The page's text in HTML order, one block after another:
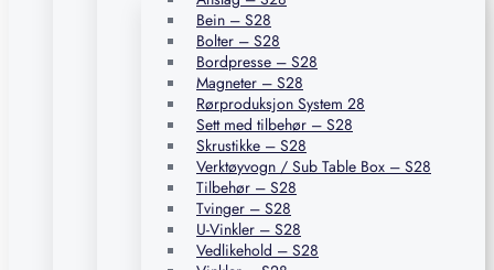
Bein – S28
Bolter – S28
Bordpresse – S28
Magneter – S28
Rørproduksjon System 28
Sett med tilbehør – S28
Skrustikke – S28
Verktøyvogn / Sub Table Box – S28
Tilbehør – S28
Tvinger – S28
U-Vinkler – S28
Vedlikehold – S28